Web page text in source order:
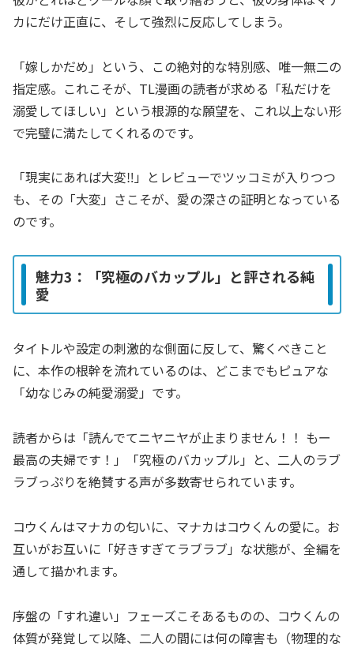
カにだけ正直に、そして強烈に反応してしまう。
「嫁しかだめ」という、この絶対的な特別感、唯一無二の
指定感。これこそが、TL漫画の読者が求める「私だけを
溺愛してほしい」という根源的な願望を、これ以上ない形
で完璧に満たしてくれるのです。
「現実にあれば大変‼」とレビューでツッコミが入りつつ
も、その「大変」さこそが、愛の深さの証明となっている
のです。
魅力3：「究極のバカップル」と評される純
愛
タイトルや設定の刺激的な側面に反して、驚くべきこと
に、本作の根幹を流れているのは、どこまでもピュアな
「幼なじみの純愛溺愛」です。
読者からは「読んでてニヤニヤが止まりません！！ もー
最高の夫婦です！」「究極のバカップル」と、二人のラブ
ラブっぷりを絶賛する声が多数寄せられています。
コウくんはマナカの匂いに、マナカはコウくんの愛に。お
互いがお互いに「好きすぎてラブラブ」な状態が、全編を
通して描かれます。
序盤の「すれ違い」フェーズこそあるものの、コウくんの
体質が発覚して以降、二人の間には何の障害も（物理的な